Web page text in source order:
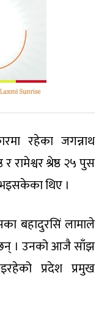
रहेका जगन्नाथ
रामेश्वर श्रेष्ठ २५ पुस
भइसकेका थिए ।
बहादुरसिं लामाले
छन् । उनको आजै साँझ
प्रदेश प्रमुख